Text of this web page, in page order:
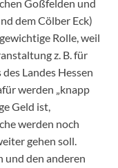
Goßfelden und
dem Cölber Eck)
Rolle, weil
z. B. für
Landes Hessen
werden „knapp
Geld ist,
werden noch
gehen soll.
und den anderen